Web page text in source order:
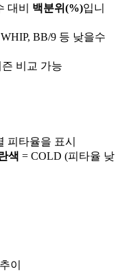
대비 백분위(%)입니
BB/9 등 낮을수
비교 가능
피타율을 표시
색 = COLD (피타율 낮
추이